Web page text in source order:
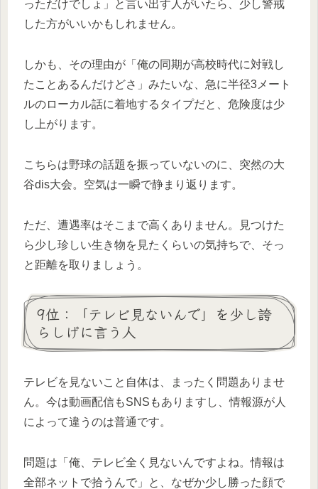
っただけでしょ」と言い出す人がいたら、少し警戒
した方がいいかもしれません。
しかも、その理由が「俺の同期が高校時代に対戦し
たことあるんだけどさ」みたいな、急に半径3メート
ルのローカル話に着地するタイプだと、危険度は少
し上がります。
こちらは野球の話題を振っていないのに、突然の大
谷dis大会。空気は一瞬で静まり返ります。
ただ、遭遇率はそこまで高くありません。見つけた
ら少し珍しい生き物を見たくらいの気持ちで、そっ
と距離を取りましょう。
9位：「テレビ見ないんで」を少し誇
らしげに言う人
テレビを見ないこと自体は、まったく問題ありませ
ん。今は動画配信もSNSもありますし、情報源が人
によって違うのは普通です。
問題は「俺、テレビ全く見ないんですよね。情報は
全部ネットで拾うんで」と、なぜか少し勝った顔で